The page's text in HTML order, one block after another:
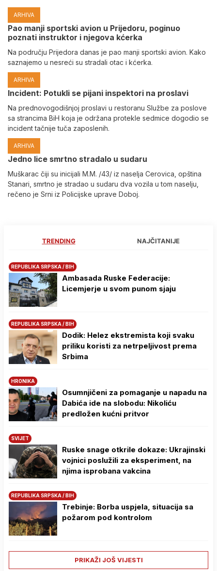
ARHIVA
Pao manji sportski avion u Prijedoru, poginuo
poznati instruktor i njegova kćerka
Na području Prijedora danas je pao manji sportski avion. Kako
saznajemo u nesreći su stradali otac i kćerka.
ARHIVA
Incident: Potukli se pijani inspektori na proslavi
Na prednovogodišnjoj proslavi u restoranu Službe za poslove
sa strancima BiH koja je održana protekle sedmice dogodio se
incident tačnije tuča zaposlenih.
ARHIVA
Јedno lice smrtno stradalo u sudaru
Muškarac čiji su inicijali M.M. /43/ iz naselja Cerovica, opština
Stanari, smrtno je stradao u sudaru dva vozila u tom naselju,
rečeno je Srni iz Policijske uprave Doboj.
TRENDING NAJČITANIJE
REPUBLIKA SRPSKA / BIH
Ambasada Ruske Federacije:
Licemjerje u svom punom sjaju
REPUBLIKA SRPSKA / BIH
Dodik: Helez ekstremista koji svaku
priliku koristi za netrpeljivost prema
Srbima
HRONIKA
Osumnjičeni za pomaganje u napadu na
Dabića ide na slobodu: Nikoliću
predložen kućni pritvor
SVIJET
Ruske snage otkrile dokaze: Ukrajinski
vojnici poslužili za eksperiment, na
njima isprobana vakcina
REPUBLIKA SRPSKA / BIH
Trebinje: Borba uspjela, situacija sa
požarom pod kontrolom
PRIKAŽI JOŠ VIJESTI